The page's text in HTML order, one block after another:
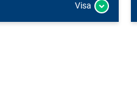
Visa